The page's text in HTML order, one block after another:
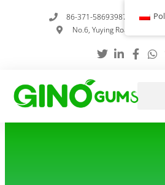
86-371-58693987
No.6, Yuying Road,